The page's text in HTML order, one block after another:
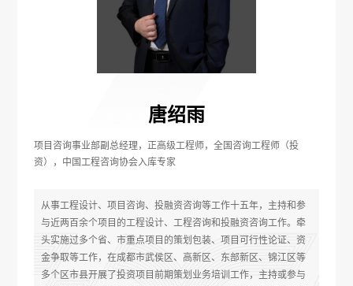
唐绍雨
项目咨询事业部副总经理，正高级工程师，全国咨询工程师（投
资），中国工程咨询协会入库专家
从事工程设计、项目咨询、投融资咨询等工作十五年，主持和参
与近两百余个项目的工程设计、工程咨询和投融资咨询工作。牵
头实施过多个省、市重点项目的策划包装、项目可行性论证、资
金争取等工作，在成都市武侯区、高新区、东部新区、锦江区等
多个区市县开展了投资项目前期策划业务培训工作，主持或参与